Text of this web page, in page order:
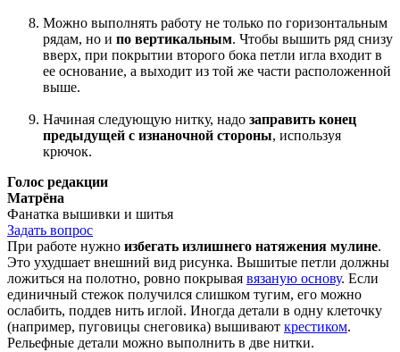
Можно выполнять работу не только по горизонтальным
рядам, но и по вертикальным. Чтобы вышить ряд снизу
вверх, при покрытии второго бока петли игла входит в
ее основание, а выходит из той же части расположенной
выше.
Начиная следующую нитку, надо заправить конец
предыдущей с изнаночной стороны, используя
крючок.
Голос редакции
Матрёна
Фанатка вышивки и шитья
Задать вопрос
При работе нужно избегать излишнего натяжения мулине.
Это ухудшает внешний вид рисунка. Вышитые петли должны
ложиться на полотно, ровно покрывая вязаную основу. Если
единичный стежок получился слишком тугим, его можно
ослабить, поддев нить иглой. Иногда детали в одну клеточку
(например, пуговицы снеговика) вышивают крестиком.
Рельефные детали можно выполнить в две нитки.